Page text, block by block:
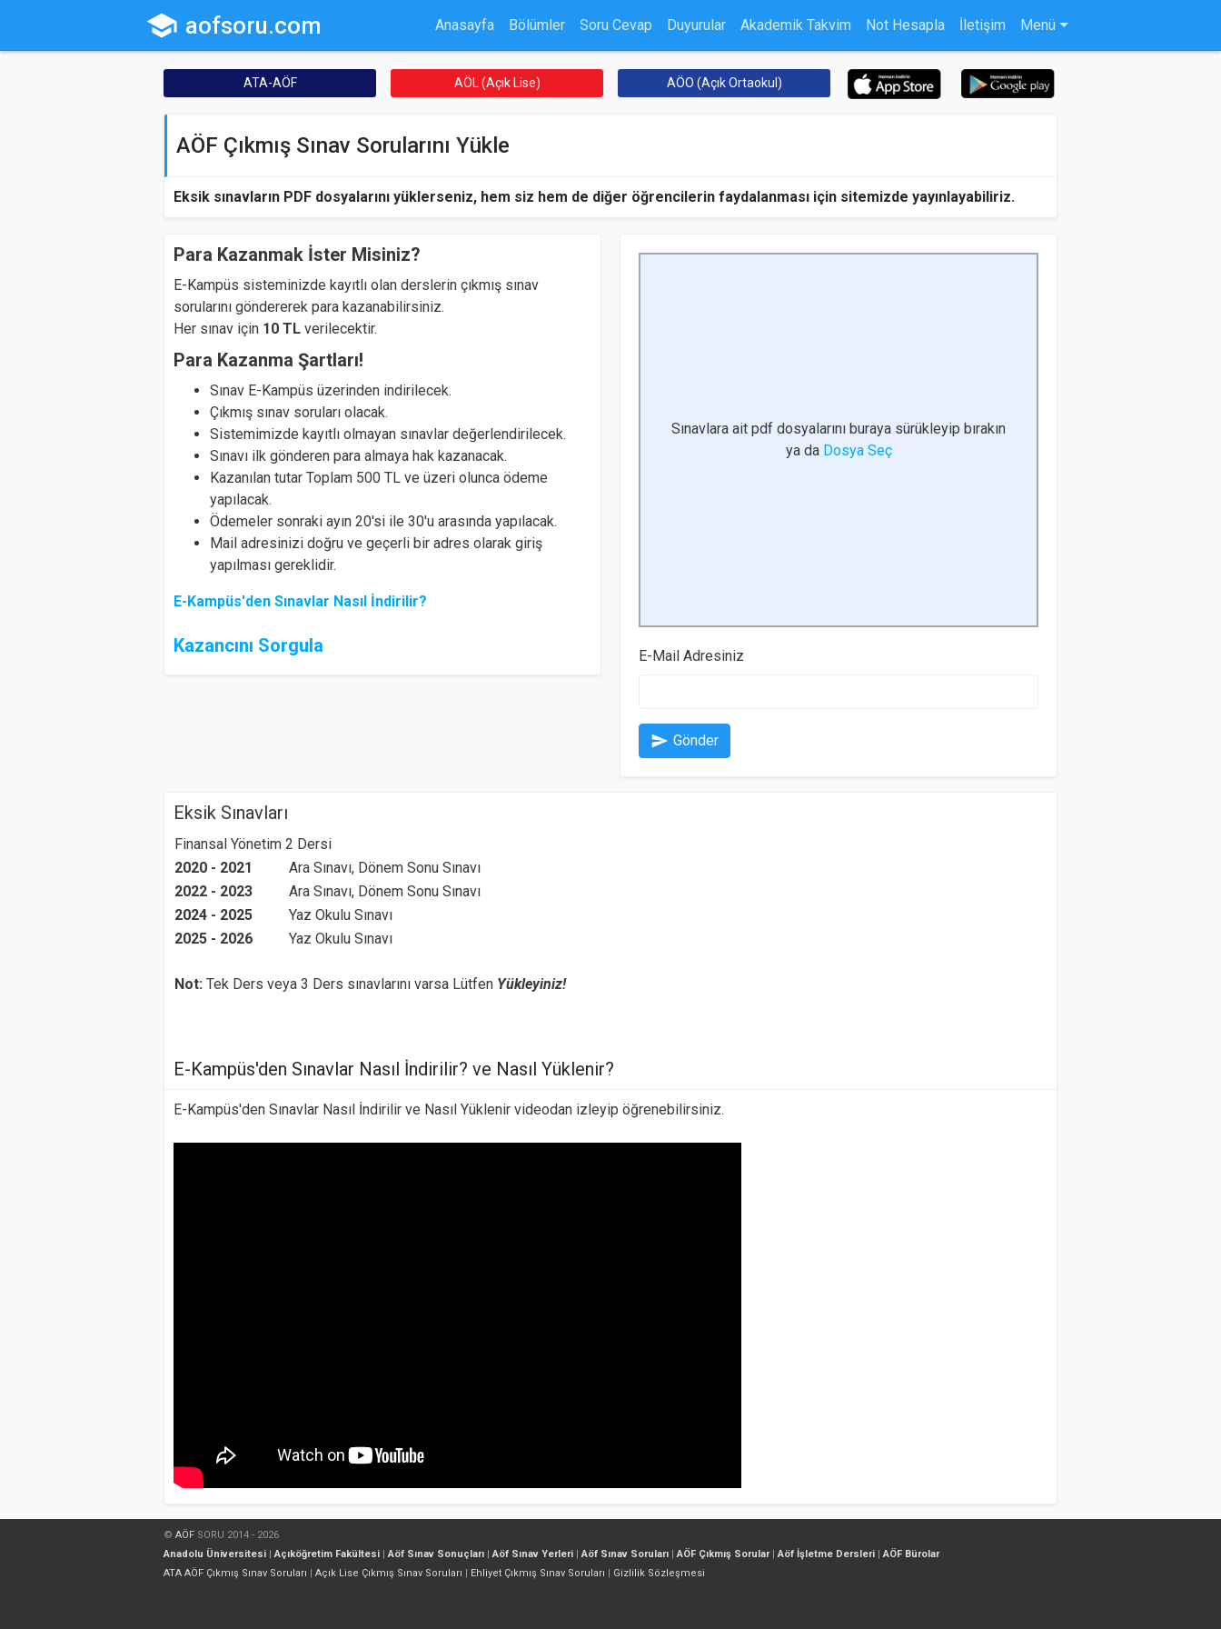
school aofsoru.com Anasayfa Bölümler Soru Cevap Duyurular Akademik Takvim Not Hesapla İletişim Menü
ATA-AÖF AÖL (Açık Lise) AÖO (Açık Ortaokul)
AÖF Çıkmış Sınav Sorularını Yükle
Eksik sınavların PDF dosyalarını yüklerseniz, hem siz hem de diğer öğrencilerin faydalanması için sitemizde yayınlayabiliriz.
Para Kazanmak İster Misiniz?
E-Kampüs sisteminizde kayıtlı olan derslerin çıkmış sınav
sorularını göndererek para kazanabilirsiniz.
Her sınav için 10 TL verilecektir.
Para Kazanma Şartları!
Sınav E-Kampüs üzerinden indirilecek.
Çıkmış sınav soruları olacak.
Sistemimizde kayıtlı olmayan sınavlar değerlendirilecek.
Sınavı ilk gönderen para almaya hak kazanacak.
Kazanılan tutar Toplam 500 TL ve üzeri olunca ödeme
yapılacak.
Ödemeler sonraki ayın 20'si ile 30'u arasında yapılacak.
Mail adresinizi doğru ve geçerli bir adres olarak giriş
yapılması gereklidir.
E-Kampüs'den Sınavlar Nasıl İndirilir?
Kazancını Sorgula
Sınavlara ait pdf dosyalarını buraya sürükleyip bırakın
ya da Dosya Seç
E-Mail Adresiniz
send Gönder
Eksik Sınavları
Finansal Yönetim 2 Dersi
2020 - 2021
Ara Sınavı, Dönem Sonu Sınavı
2022 - 2023
Ara Sınavı, Dönem Sonu Sınavı
2024 - 2025
Yaz Okulu Sınavı
2025 - 2026
Yaz Okulu Sınavı
Not: Tek Ders veya 3 Ders sınavlarını varsa Lütfen Yükleyiniz!
E-Kampüs'den Sınavlar Nasıl İndirilir? ve Nasıl Yüklenir?
E-Kampüs'den Sınavlar Nasıl İndirilir ve Nasıl Yüklenir videodan izleyip öğrenebilirsiniz.
© AÖF SORU 2014 - 2026
Anadolu Üniversitesi |Açıköğretim Fakültesi |Aöf Sınav Sonuçları |Aöf Sınav Yerleri |Aöf Sınav Soruları |AÖF Çıkmış Sorular|Aöf İşletme Dersleri |AÖF Bürolar
ATA AÖF Çıkmış Sınav Soruları | Açık Lise Çıkmış Sınav Soruları | Ehliyet Çıkmış Sınav Soruları | Gizlilik Sözleşmesi